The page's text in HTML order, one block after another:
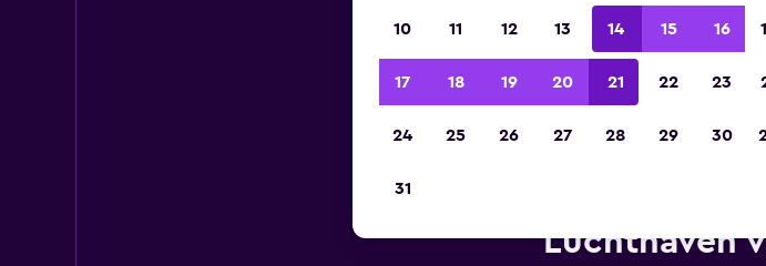
Luchthaven
10 11 12 13 14 15 16
17 18 19 20 21 22 23
24 25 26 27 28 29 30
31